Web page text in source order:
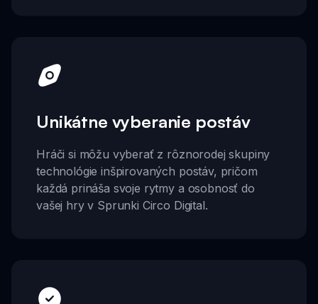
Unikátne vyberanie postáv
Hráči si môžu vyberať z rôznorodej skupiny
technológie inšpirovaných postáv, pričom
každá prináša svoje rytmy a osobnosť do
vašej hry v Sprunki Circo Digital.